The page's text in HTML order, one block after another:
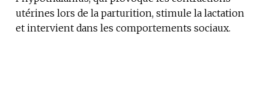
DOMAINE
:
utérines lors de la parturition, stimule la lactation
et intervient dans les comportements sociaux.